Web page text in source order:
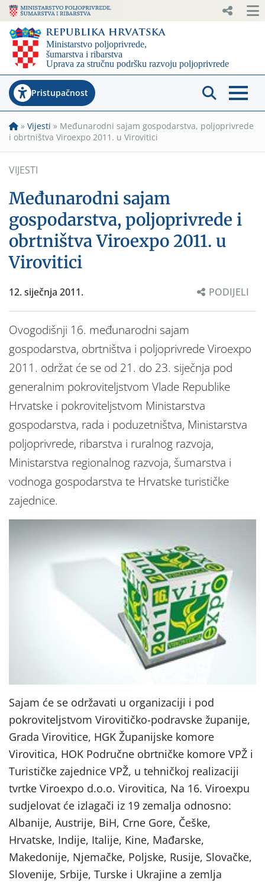
Pristupačnost
» Vijesti » Međunarodni sajam gospodarstva, poljoprivrede
i obrtništva Viroexpo 2011. u Virovitici
VIJESTI
Međunarodni sajam
gospodarstva, poljoprivrede i
obrtništva Viroexpo 2011. u
Virovitici
12. siječnja 2011. PODIJELI
Ovogodišnji 16. međunarodni sajam
gospodarstva, obrtništva i poljoprivrede Viroexpo
2011. održat će se od 21. do 23. siječnja pod
generalnim pokroviteljstvom Vlade Republike
Hrvatske i pokroviteljstvom Ministarstva
gospodarstva, rada i poduzetništva, Ministarstva
poljoprivrede, ribarstva i ruralnog razvoja,
Ministarstva regionalnog razvoja, šumarstva i
vodnoga gospodarstva te Hrvatske turističke
zajednice.
Sajam će se održavati u organizaciji i pod
pokroviteljstvom Virovitičko-podravske županije,
Grada Virovitice, HGK Županijske komore
Virovitica, HOK Područne obrtničke komore VPŽ i
Turističke zajednice VPŽ, u tehničkoj realizaciji
tvrtke Viroexpo d.o.o. Virovitica, Na 16. Viroexpu
sudjelovat će izlagači iz 19 zemalja odnosno:
Albanije, Austrije, BiH, Crne Gore, Češke,
Hrvatske, Indije, Italije, Kine, Mađarske,
Makedonije, Njemačke, Poljske, Rusije, Slovačke,
Slovenije, Srbije, Turske i Ukrajine a zemlja